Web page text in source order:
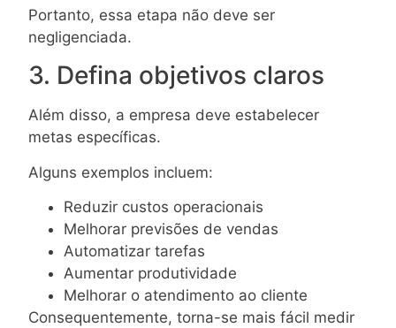
Portanto, essa etapa não deve ser
negligenciada.
3. Defina objetivos claros
Além disso, a empresa deve estabelecer
metas específicas.
Alguns exemplos incluem:
Reduzir custos operacionais
Melhorar previsões de vendas
Automatizar tarefas
Aumentar produtividade
Melhorar o atendimento ao cliente
Consequentemente, torna-se mais fácil medir